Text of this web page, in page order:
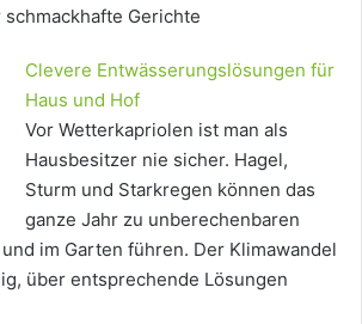
Gerichte
Clevere Entwässerungslösungen für
Haus und Hof
Vor Wetterkapriolen ist man als
Hausbesitzer nie sicher. Hagel,
Sturm und Starkregen können das
ganze Jahr zu unberechenbaren
im Garten führen. Der Klimawandel
über entsprechende Lösungen